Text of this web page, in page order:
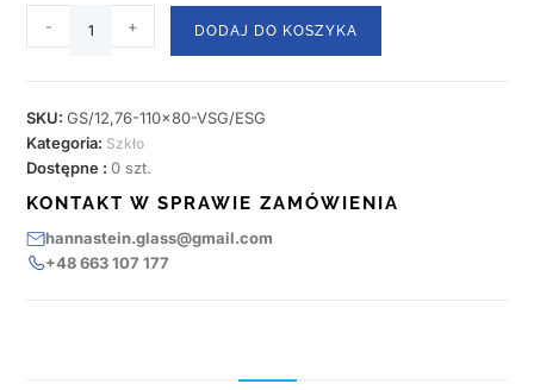
- + DODAJ DO KOSZYKA
SKU:GS/12,76-110x80-VSG/ESG
Kategoria: Szkło
Dostępne :0 szt.
KONTAKT W SPRAWIE ZAMÓWIENIA
hannastein.glass@gmail.com
+48 663 107 177